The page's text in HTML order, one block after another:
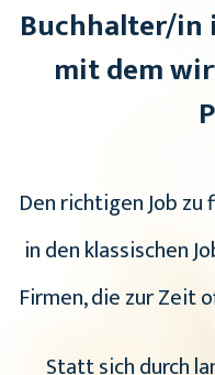
Buchhalter/in
mit dem
Den richtigen Job
in den klassischen
Firmen, die zur Zeit